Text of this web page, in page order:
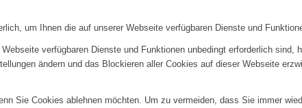
um Ihnen die auf unserer Webseite verfügbaren Dienste und
verfügbaren Dienste und Funktionen unbedingt erforderlich
ändern und das Blockieren aller Cookies auf dieser Webseite
Sie Cookies ablehnen möchten. Um zu vermeiden, dass Sie immer